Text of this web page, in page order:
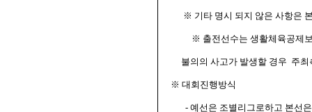
※ 기타 명시 되지 않은 사항은
※ 출전선수는 생활체육공제
불의의 사고가 발생할 경우 주최
※ 대회진행방식
- 예선은 조별리그로하고 본선